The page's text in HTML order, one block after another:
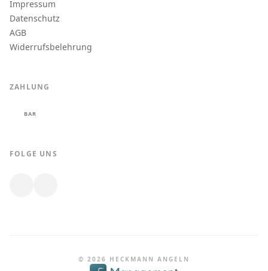
Impressum
Datenschutz
AGB
Widerrufsbelehrung
ZAHLUNG
BAR
FOLGE UNS
© 2026 HECKMANN ANGELN